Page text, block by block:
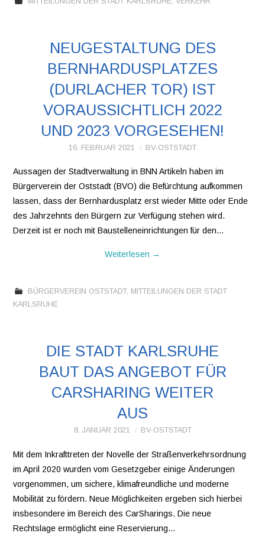
NEUGESTALTUNG DES
BERNHARDUSPLATZES
(DURLACHER TOR) IST
VORAUSSICHTLICH 2022
UND 2023 VORGESEHEN!
16. FEBRUAR 2021 BV-OSTSTADT
Aussagen der Stadtverwaltung in BNN Artikeln haben im
Bürgerverein der Oststadt (BVO) die Befürchtung aufkommen
lassen, dass der Bernhardusplatz erst wieder Mitte oder Ende
des Jahrzehnts den Bürgern zur Verfügung stehen wird.
Derzeit ist er noch mit Baustelleneinrichtungen für den…
Weiterlesen →
BÜRGERVEREIN OSTSTADT, MITTEILUNGEN DER STADT
KARLSRUHE
DIE STADT KARLSRUHE
BAUT DAS ANGEBOT FÜR
CARSHARING WEITER
AUS
8. JANUAR 2021 BV-OSTSTADT
Mit dem Inkrafttreten der Novelle der Straßenverkehrsordnung
im April 2020 wurden vom Gesetzgeber einige Änderungen
vorgenommen, um sichere, klimafreundliche und moderne
Mobilität zu fördern. Neue Möglichkeiten ergeben sich hierbei
insbesondere im Bereich des CarSharings. Die neue
Rechtslage ermöglicht eine Reservierung…